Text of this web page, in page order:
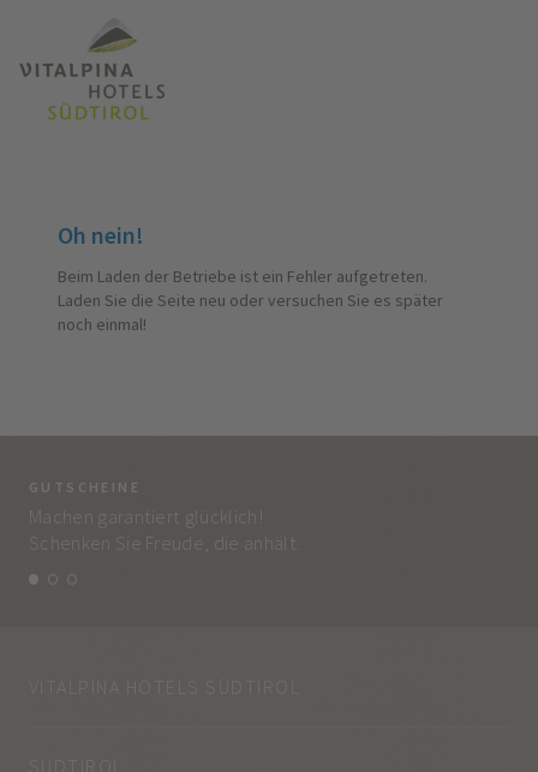
Oh nein!
Beim Laden der Betriebe ist ein Fehler aufgetreten.
Laden Sie die Seite neu oder versuchen Sie es später
noch einmal!
GUTSCHEINE
Machen garantiert glücklich!
Schenken Sie Freude, die anhält.
VITALPINA HOTELS SÜDTIROL